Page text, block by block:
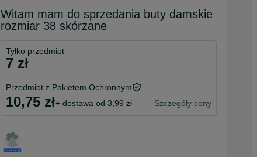
Witam mam do sprzedania buty damskie
rozmiar 38 skórzane
Tylko przedmiot
7 zł
Przedmiot z Pakietem Ochronnym
10,75 zł+ dostawa od 3,99 zł Szczegóły ceny